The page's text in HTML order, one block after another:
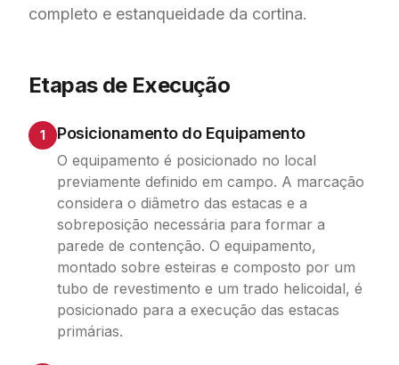
completo e estanqueidade da cortina.
Etapas de Execução
1 Posicionamento do Equipamento
O equipamento é posicionado no local
previamente definido em campo. A marcação
considera o diâmetro das estacas e a
sobreposição necessária para formar a
parede de contenção. O equipamento,
montado sobre esteiras e composto por um
tubo de revestimento e um trado helicoidal, é
posicionado para a execução das estacas
primárias.